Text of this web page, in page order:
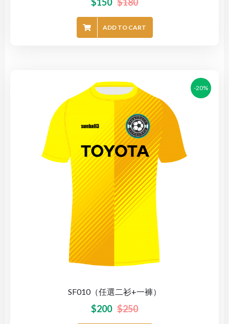
ADD TO CART
-20%
SF010（任選二衫+一褲）
$250
$200